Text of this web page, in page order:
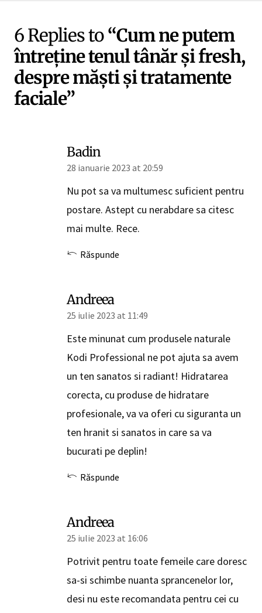
6 Replies to“Cum ne putem
întreține tenul tânăr și fresh,
despre măști și tratamente
faciale”
Badin
28 ianuarie 2023 at 20:59
Nu pot sa va multumesc suficient pentru
postare. Astept cu nerabdare sa citesc
mai multe. Rece.
Răspunde
Andreea
25 iulie 2023 at 11:49
Este minunat cum produsele naturale
Kodi Professional ne pot ajuta sa avem
un ten sanatos si radiant! Hidratarea
corecta, cu produse de hidratare
profesionale, va va oferi cu siguranta un
ten hranit si sanatos in care sa va
bucurati pe deplin!
Răspunde
Andreea
25 iulie 2023 at 16:06
Potrivit pentru toate femeile care doresc
sa-si schimbe nuanta sprancenelor lor,
desi nu este recomandata pentru cei cu